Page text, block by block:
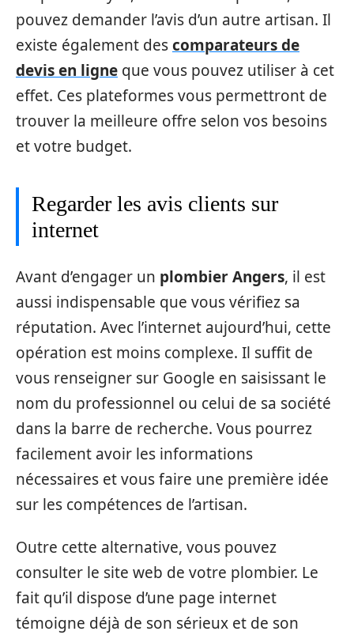
pouvez demander l’avis d’un autre artisan. Il
existe également descomparateurs de
devis en ligne que vous pouvez utiliser à cet
effet. Ces plateformes vous permettront de
trouver la meilleure offre selon vos besoins
et votre budget.
Regarder les avis clients sur
internet
Avant d’engager un plombier Angers, il est
aussi indispensable que vous vérifiez sa
réputation. Avec l’internet aujourd’hui, cette
opération est moins complexe. Il suffit de
vous renseigner sur Google en saisissant le
nom du professionnel ou celui de sa société
dans la barre de recherche. Vous pourrez
facilement avoir les informations
nécessaires et vous faire une première idée
sur les compétences de l’artisan.
Outre cette alternative, vous pouvez
consulter le site web de votre plombier. Le
fait qu’il dispose d’une page internet
témoigne déjà de son sérieux et de son